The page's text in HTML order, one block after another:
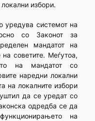
избори.
уредува системот на
со Законот за
мандатот на
советите. Меѓутоа,
на мандатот со
наредни локални
на локалните избори
да се уредат со
одредба се да
на